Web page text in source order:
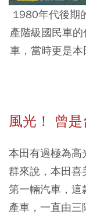
1980年代後期
產階級國民車
車，當時更是
風光！ 曾
本田有過極為高
群來說，本田喜
第一輛汽車，這
產車，一直由